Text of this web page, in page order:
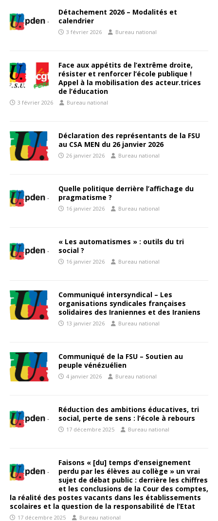
Détachement 2026 – Modalités et
calendrier
3 février 2026 Bureau national
Face aux appétits de l’extrême droite,
résister et renforcer l’école publique !
Appel à la mobilisation des acteur.trices
de l’éducation
3 février 2026 Bureau national
Déclaration des représentants de la FSU
au CSA MEN du 26 janvier 2026
26 janvier 2026 Bureau national
Quelle politique derrière l’affichage du
pragmatisme ?
16 janvier 2026 Bureau national
« Les automatismes » : outils du tri
social ?
16 janvier 2026 Bureau national
Communiqué intersyndical – Les
organisations syndicales françaises
solidaires des Iraniennes et des Iraniens
13 janvier 2026 Bureau national
Communiqué de la FSU – Soutien au
peuple vénézuélien
4 janvier 2026 Bureau national
Réduction des ambitions éducatives, tri
social, perte de sens : l’école à rebours
17 décembre 2025 Bureau national
Faisons « [du] temps d’enseignement
perdu par les élèves au collège » un vrai
sujet de débat public : derrière les chiffres
et les conclusions de la Cour des comptes,
la réalité des postes vacants dans les établissements
scolaires et la question de la responsabilité de l’Etat
17 décembre 2025 Bureau national